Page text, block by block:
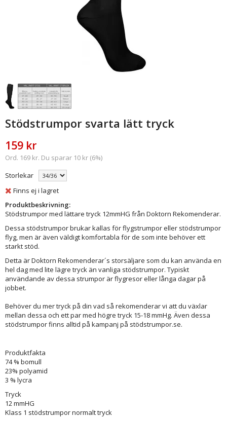
Stödstrumpor svarta lätt tryck
159 kr
Ord. 169 kr. Du sparar 10 kr (6%)
Storlekar
Finns ej i lagret
Produktbeskrivning:
Stödstrumpor med lättare tryck 12mmHG från Doktorn Rekomenderar.
Dessa stödstrumpor brukar kallas för flygstrumpor eller stödstrumpor
flyg, men är även väldigt komfortabla för de som inte behöver ett
starkt stöd.
Detta är Doktorn Rekomenderar´s storsäljare som du kan använda en
hel dag med lite lägre tryck än vanliga stödstrumpor. Typiskt
användande av dessa strumpor är flygresor eller långa dagar på
jobbet.
Behöver du mer tryck på din vad så rekomenderar vi att du växlar
mellan dessa och ett par med högre tryck 15-18 mmHg. Även dessa
stödstrumpor finns alltid på kampanj på stödstrumpor.se.
Produktfakta
74 % bomull
23% polyamid
3 % lycra
Tryck
12 mmHG
Klass 1 stödstrumpor normalt tryck